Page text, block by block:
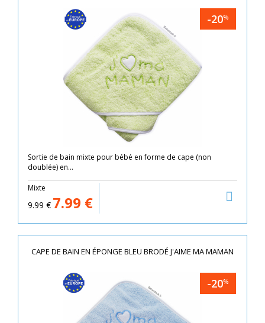
-20%
Sortie de bain mixte pour bébé en forme de cape (non
doublée) en...
Mixte
9.99 € 7.99 €
CAPE DE BAIN EN ÉPONGE BLEU BRODÉ J'AIME MA MAMAN
-20%